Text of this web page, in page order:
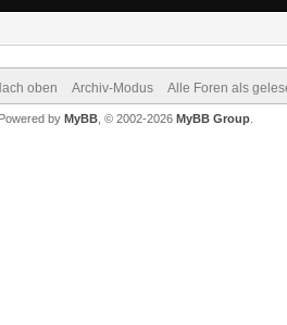
oben Archiv-Modus Alle Foren als
Powered by MyBB , © 2002-2026 MyBB Group